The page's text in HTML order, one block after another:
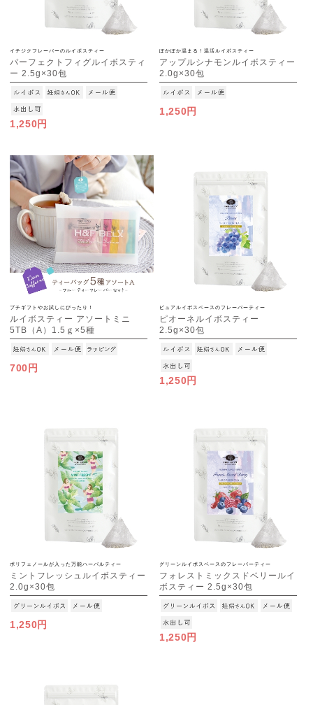
イチジクフレーバーのルイボスティー
パーフェクトフィグルイボスティ
ー 2.5g×30包
[M便 1/3]
1,250円
ぽかぽか温まる！温活ルイボスティー
アップルシナモンルイボスティー
2.0g×30包
[M便 1/3]
1,250円
プチギフトやお試しにぴったり！
ルイボスティー アソートミニ
5TB（A）1.5ｇ×5種
[M便 1/4]
700円
ピュアルイボスベースのフレーバーティー
ピオーネルイボスティー
2.5g×30包
[M便 1/3]
1,250円
ポリフェノールが入った万能ハーバルティー
ミントフレッシュルイボスティー
2.0g×30包
[M便 1/3]
1,250円
グリーンルイボスベースのフレーバーティー
フォレストミックスドベリールイ
ボスティー 2.5g×30包
[M便 1/3]
1,250円